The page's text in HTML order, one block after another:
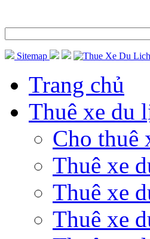
Sitemap
Trang chủ
Thuê xe du
Cho thuê
Thuê xe
Thuê xe
Thuê xe